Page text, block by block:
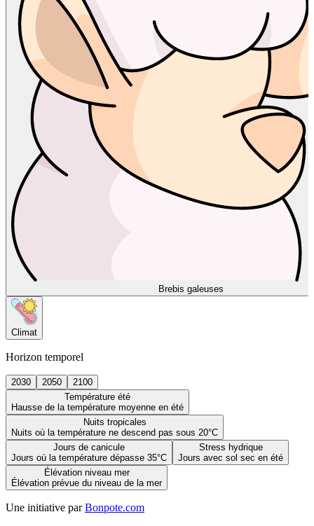
Brebis galeuses
Climat
Horizon temporel
2030 2050
2100
Température été
Hausse de la température moyenne en été
Nuits tropicales
Nuits où la température ne descend pas sous 20°C
Jours de canicule
Jours où la température dépasse 35°C
Stress hydrique
Jours avec sol sec en été
Élévation niveau mer
Élévation prévue du niveau de la mer
Une initiative par Bonpote.com